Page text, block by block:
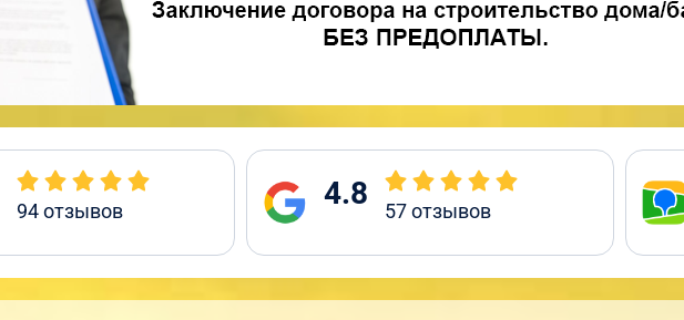
94отзывов 4.8 57отзывов